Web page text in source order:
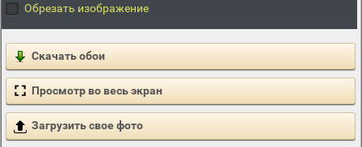
Обрезать изображение
Скачать обои
Просмотр во весь экран
Загрузить свое фото